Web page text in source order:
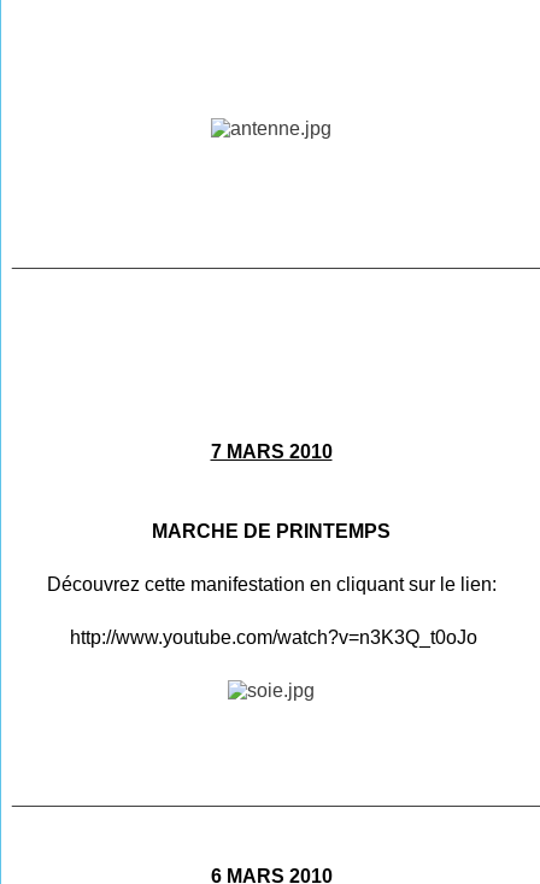
7 MARS 2010
MARCHE DE PRINTEMPS
Découvrez cette manifestation en cliquant sur le lien:
http://www.youtube.com/watch?v=n3K3Q_t0oJo
6 MARS 2010